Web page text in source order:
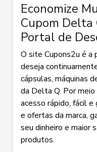
Economize
Cupom Delta
Portal de
O site Cupons2u é a
deseja
cápsulas, máquinas
da Delta Q. Por
acesso rápido, fácil
e ofertas da marca,
seu dinheiro e maior
produtos.